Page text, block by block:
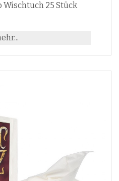
Wischtuch 25 Stück